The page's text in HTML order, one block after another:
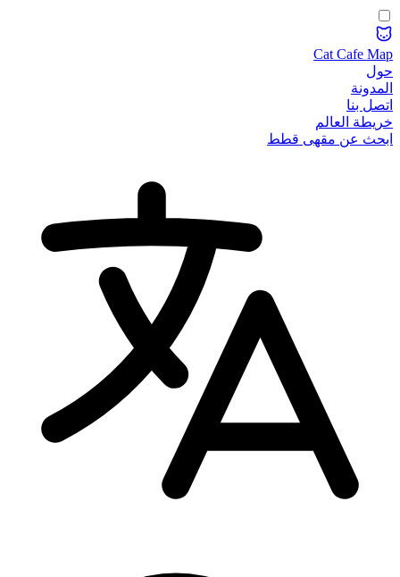
Cat Cafe Map
حول
المدونة
اتصل بنا
خريطة العالم
ابحث عن مقهى قطط